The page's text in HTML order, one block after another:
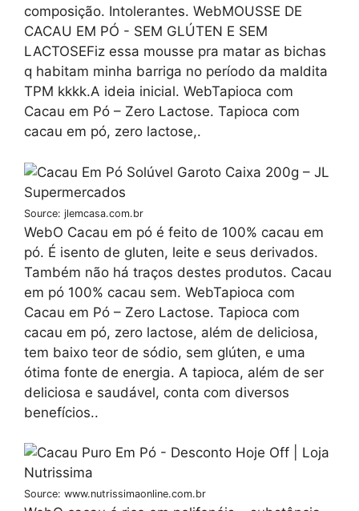
composição. Intolerantes. WebMOUSSE DE
CACAU EM PÓ - SEM GLÚTEN E SEM
LACTOSEFiz essa mousse pra matar as bichas
q habitam minha barriga no período da maldita
TPM kkkk.A ideia inicial. WebTapioca com
Cacau em Pó – Zero Lactose. Tapioca com
cacau em pó, zero lactose,.
Source: jlemcasa.com.br
WebO Cacau em pó é feito de 100% cacau em
pó. É isento de gluten, leite e seus derivados.
Também não há traços destes produtos. Cacau
em pó 100% cacau sem. WebTapioca com
Cacau em Pó – Zero Lactose. Tapioca com
cacau em pó, zero lactose, além de deliciosa,
tem baixo teor de sódio, sem glúten, e uma
ótima fonte de energia. A tapioca, além de ser
deliciosa e saudável, conta com diversos
benefícios..
Source: www.nutrissimaonline.com.br